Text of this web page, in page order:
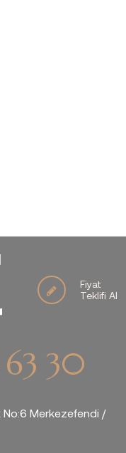
Fiyat
Teklifi Al
63 30
No:6 Merkezefendi /